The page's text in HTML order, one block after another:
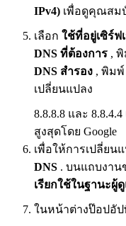
IPv4) เพื่อดูคุณสม
เลือก ใช้ที่อยู่เซิร์ฟ
DNS ที่ต้องการ ,
DNS สำรอง , พิมพ์
เปลี่ยนแปลง
8.8.8.8 และ
สูงสุดโดย Google
เพื่อให้การเปลี่ย
DNS . บนแถบงา
เรียกใช้ในฐานะผู้
ในหน้าต่างป๊อปอั